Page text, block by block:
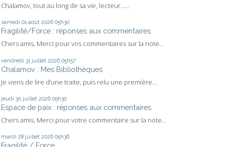
Chalamov, tout au long de sa vie, lecteur…...
samedi 01 août 2026 05h30
Fragilité/Force : réponses aux commentaires
Chers amis, Merci pour vos commentaires sur la note...
vendredi 31 juillet 2026 05h57
Chalamov : Mes Bibliothèques
Je viens de lire d’une traite, puis relu une première...
jeudi 30 juillet 2026 05h30
Espace de paix : réponses aux commentaires
Chers amis, Merci pour votre commentaire sur la note...
mardi 28 juillet 2026 05h36